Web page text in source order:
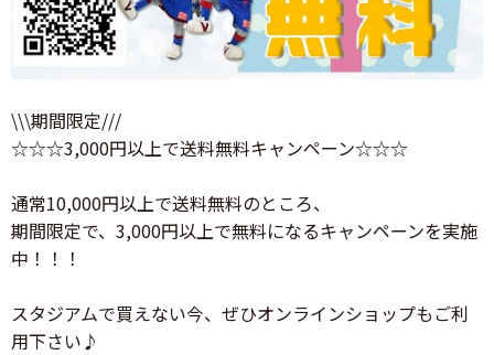
\\\期間限定///
☆☆☆3,000円以上で送料無料キャンペーン☆☆☆
通常10,000円以上で送料無料のところ、
期間限定で、3,000円以上で無料になるキャンペーンを実施
中！！！
スタジアムで買えない今、ぜひオンラインショップもご利
用下さい♪